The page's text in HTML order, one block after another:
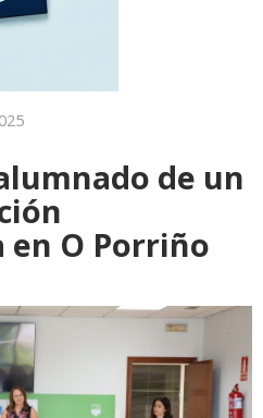
de un
O Porriño